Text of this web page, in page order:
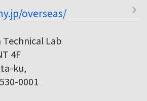
overseas/
Technical Lab
4F
ku,
0001